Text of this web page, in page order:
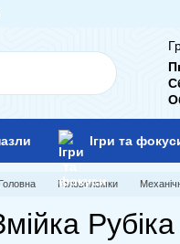
Ігри та
Головна Головоломки